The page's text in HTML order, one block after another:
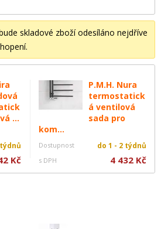
skladové zboží odesíláno nejdříve
...
Kč
P.M.H. Nura
termostatick
á ventilová
sada pro
kom...
Dostupnost do 1 - 2 týdnů
s DPH 4 432 Kč